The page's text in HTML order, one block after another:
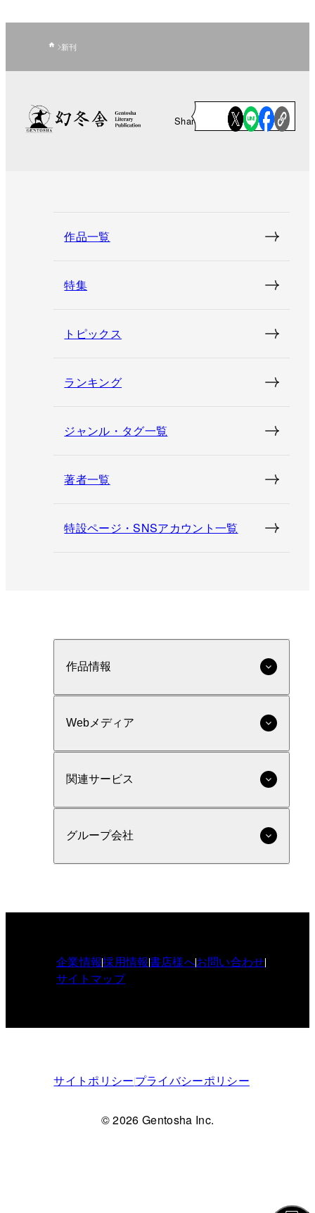
新刊
Share
作品一覧
特集
トピックス
ランキング
ジャンル・タグ一覧
著者一覧
特設ページ・SNSアカウント一覧
作品情報
Webメディア
関連サービス
グループ会社
企業情報採用情報書店様へお問い合わせ
サイトマップ
サイトポリシープライバシーポリシー
© 2026 Gentosha Inc.